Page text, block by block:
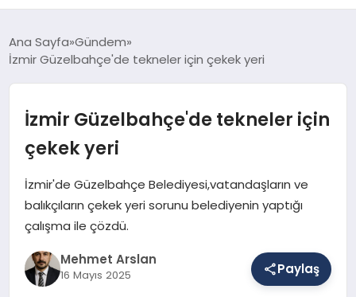
GÜNDEM
SPOR
MAGAZIN
SAĞLIK
Ana Sayfa Gündem
İzmir Güzelbahçe'de tekneler için çekek yeri
İzmir Güzelbahçe'de tekneler için
çekek yeri
İzmir'de Güzelbahçe Belediyesi,vatandaşların ve
balıkçıların çekek yeri sorunu belediyenin yaptığı
çalışma ile çözdü.
Mehmet Arslan
16 Mayıs 2025 Paylaş